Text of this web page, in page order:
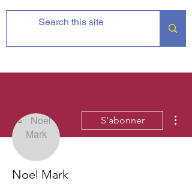
S'abonner
Noel Mark